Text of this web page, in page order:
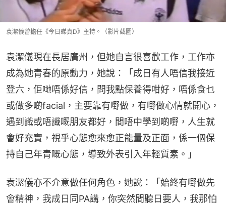
袁潔儀曾擔任《今日睇真D》主持。（影片截圖）
袁潔儀現在長居廣州，但她自言很喜歡工作，工作亦
成為她青春的原動力，她說：「成日有人唔信我接近
登六，佢哋唔係好信，問我點保養得咁好，唔係食乜
或做多啲facial，主要靠有嘢做，有嘢做心情就開心，
遇到識或唔識嘅朋友都好，間唔中學到啲嘢，人生就
會好充實，視乎心態愈來愈正能量及正面，係一個保
持自己年青嘅心態，導致外表引入年輕質素。」
袁潔儀亦不介意做任何角色，她說：「始終有嘢做先
會精神，我成日同PA講，你突然間聽日要人，我那怕